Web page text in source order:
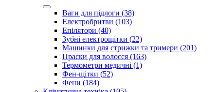
Ваги для підлоги (38)
Електробритви (103)
Епілятори (40)
Зубні електрощітки (22)
Машинки для стрижки та тримери (201)
Праски для волосся (163)
Термометри медичні (1)
Фен-щітки (52)
Фени (184)